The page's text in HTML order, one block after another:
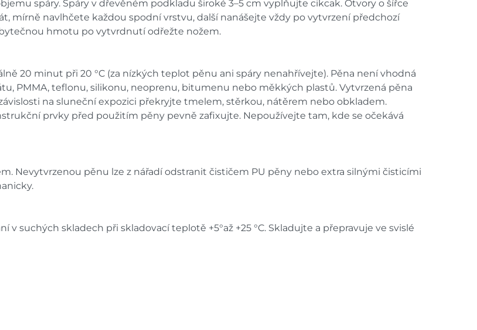
spáry. Spáry v dřevěném podkladu široké 3–5 cm vyplňujte cikcak. Otvory o šířce
mírně navlhčete každou spodní vrstvu, další nanášejte vždy po vytvrzení předchozí
hmotu po vytvrdnutí odřežte nožem.
20 minut při 20 °C (za nízkých teplot pěnu ani spáry nenahřívejte). Pěna není vhodná
PMMA, teflonu, silikonu, neoprenu, bitumenu nebo měkkých plastů. Vytvrzená pěna
na sluneční expozici překryjte tmelem, stěrkou, nátěrem nebo obkladem.
prvky před použitím pěny pevně zafixujte. Nepoužívejte tam, kde se očekává
Nevytvrzenou pěnu lze z nářadí odstranit čističem PU pěny nebo extra silnými čisticími
suchých skladech při skladovací teplotě +5°až +25 °C. Skladujte a přepravuje ve svislé